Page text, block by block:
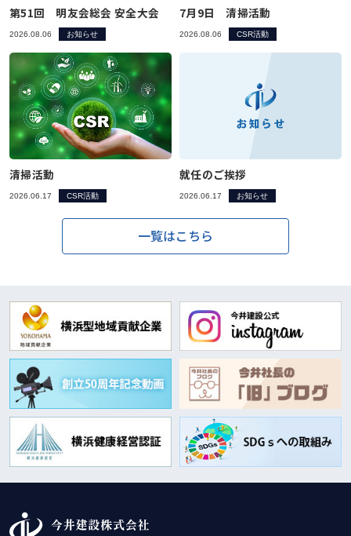
第51回 明友会総会 安全大会
2026.08.06 お知らせ
7月9日 清掃活動
2026.08.06 CSR活動
清掃活動
2026.06.17 CSR活動
就任のご挨拶
2026.06.17 お知らせ
一覧はこちら